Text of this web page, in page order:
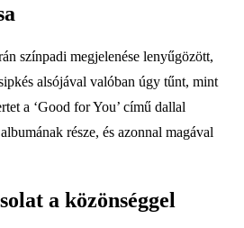
színpadi megjelenése lenyűgözött,
alsójával valóban úgy tűnt, mint
a ‘Good for You’ című dallal
része, és azonnal magával
a közönséggel